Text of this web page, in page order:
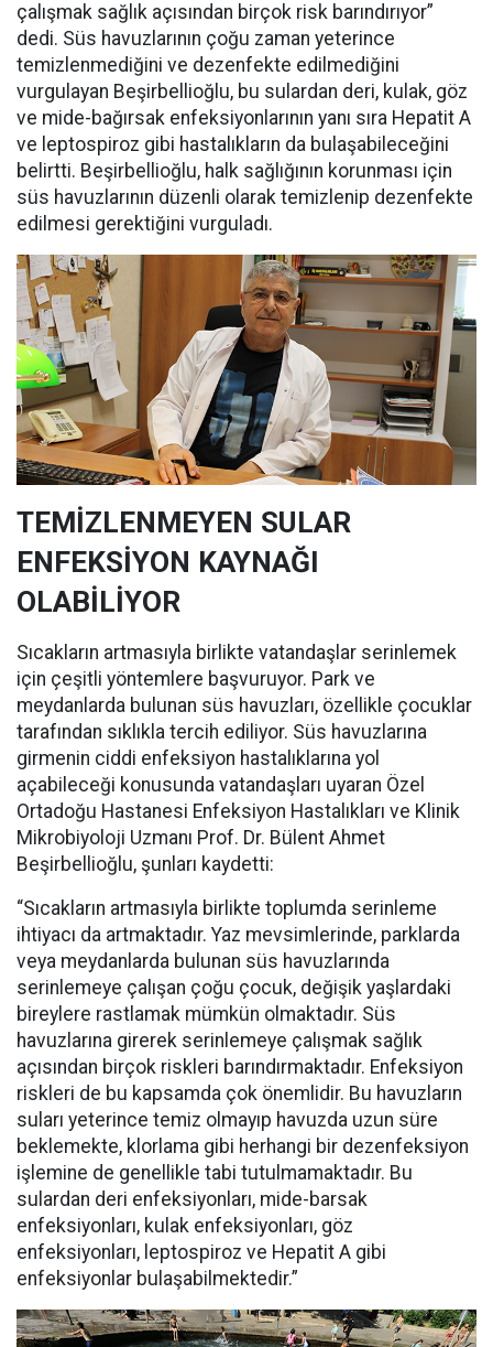
çalışmak sağlık açısından birçok risk barındırıyor”
dedi. Süs havuzlarının çoğu zaman yeterince
temizlenmediğini ve dezenfekte edilmediğini
vurgulayan Beşirbellioğlu, bu sulardan deri, kulak, göz
ve mide-bağırsak enfeksiyonlarının yanı sıra Hepatit A
ve leptospiroz gibi hastalıkların da bulaşabileceğini
belirtti. Beşirbellioğlu, halk sağlığının korunması için
süs havuzlarının düzenli olarak temizlenip dezenfekte
edilmesi gerektiğini vurguladı.
TEMİZLENMEYEN SULAR
ENFEKSİYON KAYNAĞI
OLABİLİYOR
Sıcakların artmasıyla birlikte vatandaşlar serinlemek
için çeşitli yöntemlere başvuruyor. Park ve
meydanlarda bulunan süs havuzları, özellikle çocuklar
tarafından sıklıkla tercih ediliyor. Süs havuzlarına
girmenin ciddi enfeksiyon hastalıklarına yol
açabileceği konusunda vatandaşları uyaran Özel
Ortadoğu Hastanesi Enfeksiyon Hastalıkları ve Klinik
Mikrobiyoloji Uzmanı Prof. Dr. Bülent Ahmet
Beşirbellioğlu, şunları kaydetti:
“Sıcakların artmasıyla birlikte toplumda serinleme
ihtiyacı da artmaktadır. Yaz mevsimlerinde, parklarda
veya meydanlarda bulunan süs havuzlarında
serinlemeye çalışan çoğu çocuk, değişik yaşlardaki
bireylere rastlamak mümkün olmaktadır. Süs
havuzlarına girerek serinlemeye çalışmak sağlık
açısından birçok riskleri barındırmaktadır. Enfeksiyon
riskleri de bu kapsamda çok önemlidir. Bu havuzların
suları yeterince temiz olmayıp havuzda uzun süre
beklemekte, klorlama gibi herhangi bir dezenfeksiyon
işlemine de genellikle tabi tutulmamaktadır. Bu
sulardan deri enfeksiyonları, mide-barsak
enfeksiyonları, kulak enfeksiyonları, göz
enfeksiyonları, leptospiroz ve Hepatit A gibi
enfeksiyonlar bulaşabilmektedir.”